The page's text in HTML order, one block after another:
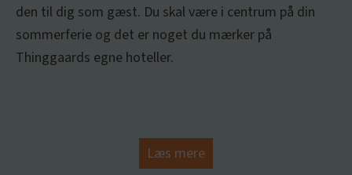
den til dig som gæst. Du skal være i centrum på din
sommerferie og det er noget du mærker på
Thinggaards egne hoteller.
Læs mere